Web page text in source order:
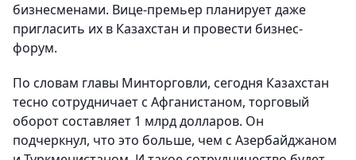
бизнесменами. Вице-премьер планирует даже
пригласить их в Казахстан и провести бизнес-
форум.
По словам главы Минторговли, сегодня Казахстан
тесно сотрудничает с Афганистаном, торговый
оборот составляет 1 млрд долларов. Он
подчеркнул, что это больше, чем с Азербайджаном